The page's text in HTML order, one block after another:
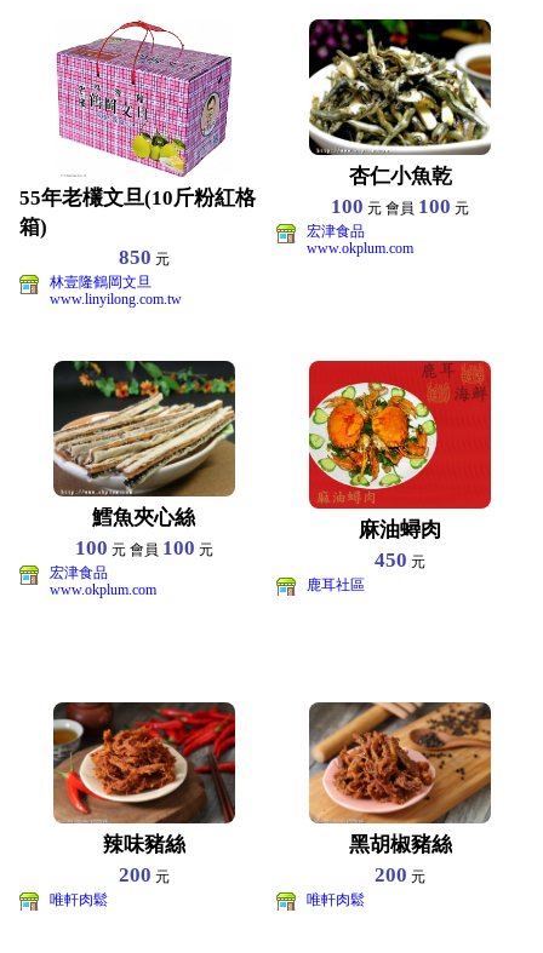
55年老欉文旦(10斤粉紅格
箱)
850 元
林壹隆鶴岡文旦
www.linyilong.com.tw
杏仁小魚乾
100 元 會員 100 元
宏津食品
www.okplum.com
鱈魚夾心絲
100 元 會員 100 元
宏津食品
www.okplum.com
麻油蟳肉
450 元
鹿耳社區
辣味豬絲
200 元
唯軒肉鬆
黑胡椒豬絲
200 元
唯軒肉鬆